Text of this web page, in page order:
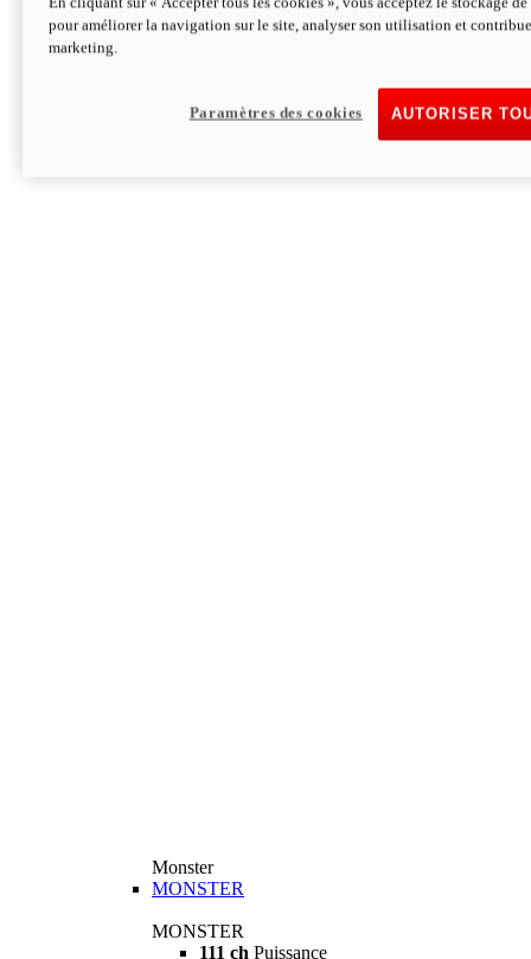
Hypermotard V2 SP 100
Découvrez-le
Monster
MONSTER
MONSTER
111 ch Puissance
pour améliorer la navigation sur le site, analyser son utilisation et
marketing.
AUTORISER
Paramètres des cookies